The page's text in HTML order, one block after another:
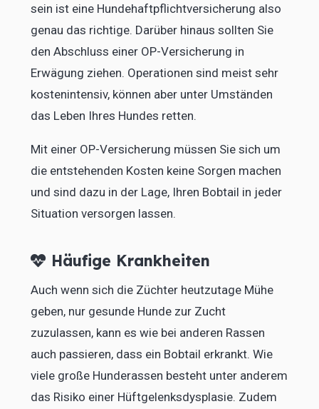
sein ist eine Hundehaftpflichtversicherung also
genau das richtige. Darüber hinaus sollten Sie
den Abschluss einer OP-Versicherung in
Erwägung ziehen. Operationen sind meist sehr
kostenintensiv, können aber unter Umständen
das Leben Ihres Hundes retten.
Mit einer OP-Versicherung müssen Sie sich um
die entstehenden Kosten keine Sorgen machen
und sind dazu in der Lage, Ihren Bobtail in jeder
Situation versorgen lassen.
Häufige Krankheiten
Auch wenn sich die Züchter heutzutage Mühe
geben, nur gesunde Hunde zur Zucht
zuzulassen, kann es wie bei anderen Rassen
auch passieren, dass ein Bobtail erkrankt. Wie
viele große Hunderassen besteht unter anderem
das Risiko einer Hüftgelenksdysplasie. Zudem